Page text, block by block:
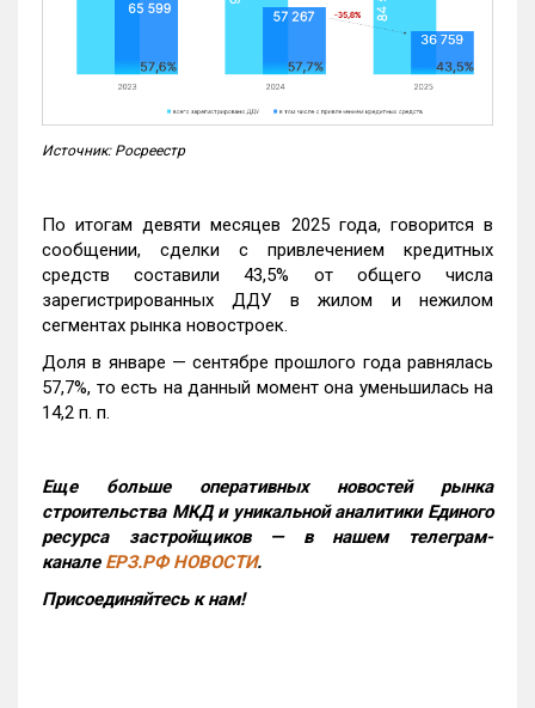
Источник: Росреестр
По итогам девяти месяцев 2025 года, говорится в
сообщении, сделки с привлечением кредитных
средств составили 43,5% от общего числа
зарегистрированных ДДУ в жилом и нежилом
сегментах рынка новостроек.
Доля в январе — сентябре прошлого года равнялась
57,7%, то есть на данный момент она уменьшилась на
14,2 п. п.
Еще больше оперативных новостей рынка
строительства МКД и уникальной аналитики Единого
ресурса застройщиков — в нашем телеграм-
канале ЕРЗ.РФ НОВОСТИ.
Присоединяйтесь к нам!